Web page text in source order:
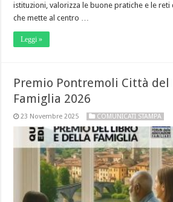
istituzioni, valorizza le buone pratiche e le reti
che mette al centro …
Leggi »
Premio Pontremoli Città del
Famiglia 2026
23 Novembre 2025 COMUNICATI STAMPA